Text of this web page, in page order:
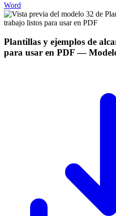
Word
Plantillas y ejemplos de
para usar en PDF—